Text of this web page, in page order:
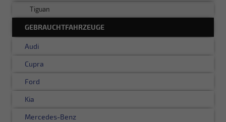
Tiguan
GEBRAUCHTFAHRZEUGE
Audi
Cupra
Ford
Kia
Mercedes-Benz